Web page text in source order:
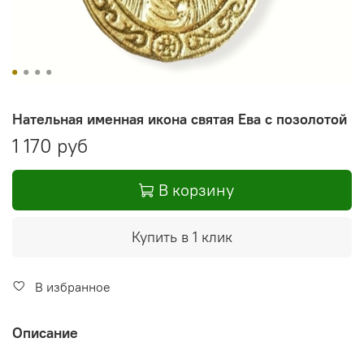
Нательная именная икона святая Ева с позолотой
1 170 руб
В корзину
Купить в 1 клик
В избранное
Описание